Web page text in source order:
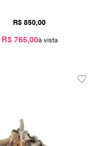
R$ 850,00
R$ 765,00